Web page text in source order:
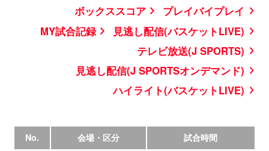
ボックススコア
プレイバイプレイ
MY試合記録
見逃し配信(バスケットLIVE)
テレビ放送(J SPORTS)
見逃し配信(J SPORTSオンデマンド)
ハイライト(バスケットLIVE)
No. 会場・区分 試合時間